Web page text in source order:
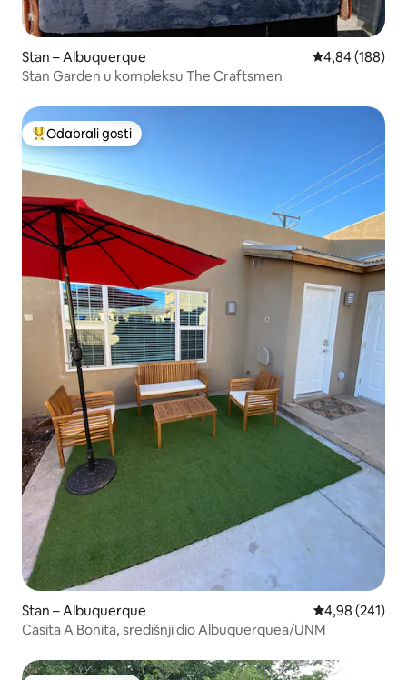
Stan – Albuquerque Prosječna
4,84 (188)
Stan Garden u kompleksu The Craftsmen
Među najviše rangiranima s oznakom „Odabrali gosti”
Odabrali gosti
Stan – Albuquerque Prosječna
4,98 (241)
Casita A Bonita, središnji dio Albuquerquea/UNM